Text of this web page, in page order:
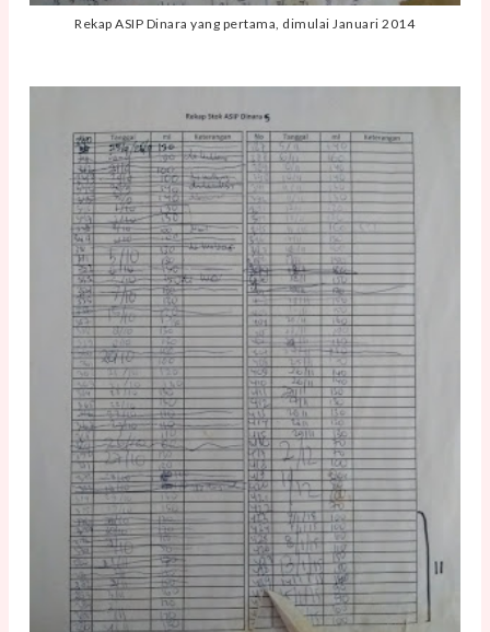
Rekap ASIP Dinara yang pertama, dimulai Januari 2014